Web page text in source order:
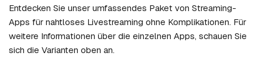
Entdecken Sie unser umfassendes Paket von Streaming-
Apps für nahtloses Livestreaming ohne Komplikationen. Für
weitere Informationen über die einzelnen Apps, schauen Sie
sich die Varianten oben an.